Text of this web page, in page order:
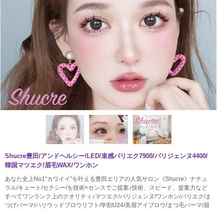
Shucre豊田/アンドヘルシー/LED/束感パリエク7900/パリジェンヌ4400/
韓国マツエク/眉毛WAX/ワンホン
あなた史上No1“カワイイ”を叶える豊田エリアの人気サロン《Shucre》ナチュ
ラル/キュート/セクシー/を技術×センスでご提案♪技術、スピード、提案力など
すべてワンランク上のクオリティ♪マツエク/パリジェンヌ/ワンホン/パリエク/ま
つげパーマ/ハリウッドブロウリフト/学割U24/美眉アイブロウ/まつ毛パーマ/眉